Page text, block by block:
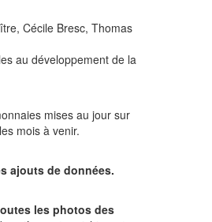
Cécile Bresc, Thomas
au développement de la
mises au jour sur
mois à venir.
ajouts de données.
les photos des